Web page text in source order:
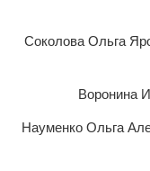
Соколова Ольга
Воронина
Науменко Ольга